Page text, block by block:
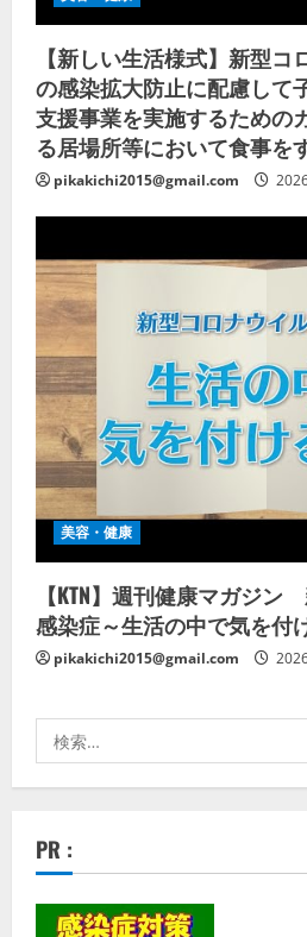
【新しい生活様式】新型
の感染拡大防止に配慮して
支援事業を実施するための
る居場所等において食事を
pikakichi2015@gmail.com
美容・健康
【KTN】週刊健康マガジ
感染症～生活の中で気を付
pikakichi2015@gmail.com
索:
PR :